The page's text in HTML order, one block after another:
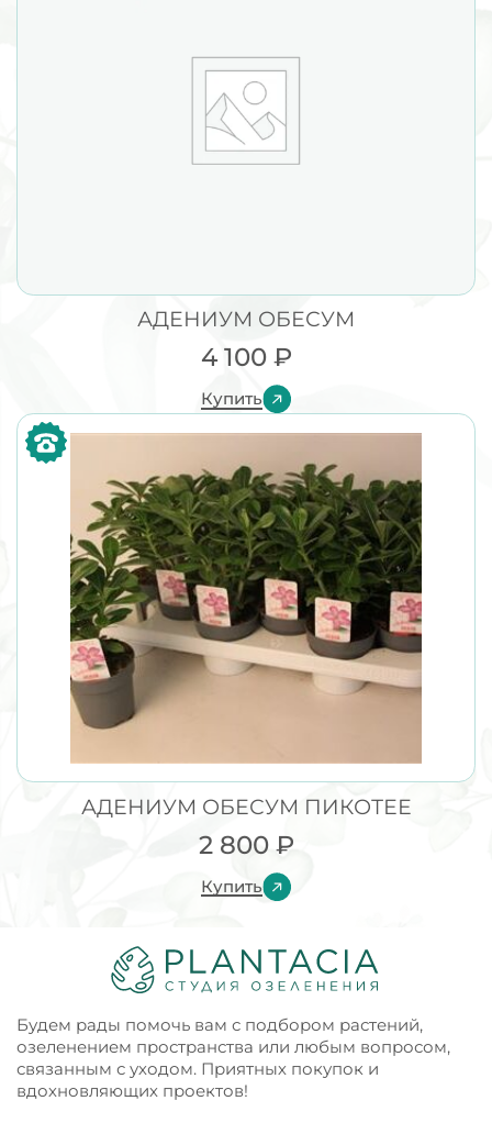
АДЕНИУМ ОБЕСУМ
4 100 ₽
Купить
АДЕНИУМ ОБЕСУМ ПИКОТЕЕ
2 800 ₽
Купить
Будем рады помочь вам с подбором растений,
озеленением пространства или любым вопросом,
связанным с уходом. Приятных покупок и
вдохновляющих проектов!